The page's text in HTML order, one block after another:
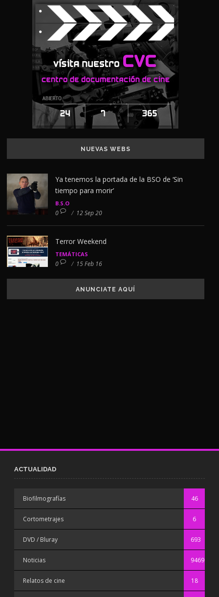
NUEVAS WEBS
Ya tenemos la portada de la BSO de ‘Sin
tiempo para morir’
B.S.O
0 / 12 Sep 20
Terror Weekend
TEMÁTICAS
0 / 15 Feb 16
ANUNCIATE AQUÍ
ACTUALIDAD
Biofilmografías 46
Cortometrajes 6
DVD / Bluray 693
Noticias 9469
Relatos de cine 18